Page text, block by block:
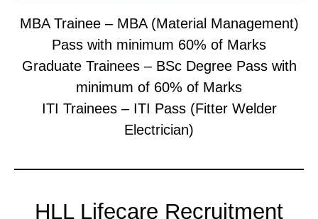
MBA Trainee – MBA (Material Management)
Pass with minimum 60% of Marks
Graduate Trainees – BSc Degree Pass with
minimum of 60% of Marks
ITI Trainees – ITI Pass (Fitter Welder
Electrician)
HLL Lifecare Recruitment